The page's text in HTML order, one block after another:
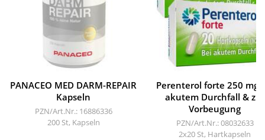
PANACEO MED DARM-REPAIR
Kapseln
PZN/Art.Nr.: 16886336
200 St, Kapseln
Perenterol forte 250 mg
akutem Durchfall & zur
Vorbeugung
PZN/Art.Nr.: 08032633
2x20 St, Hartkapseln